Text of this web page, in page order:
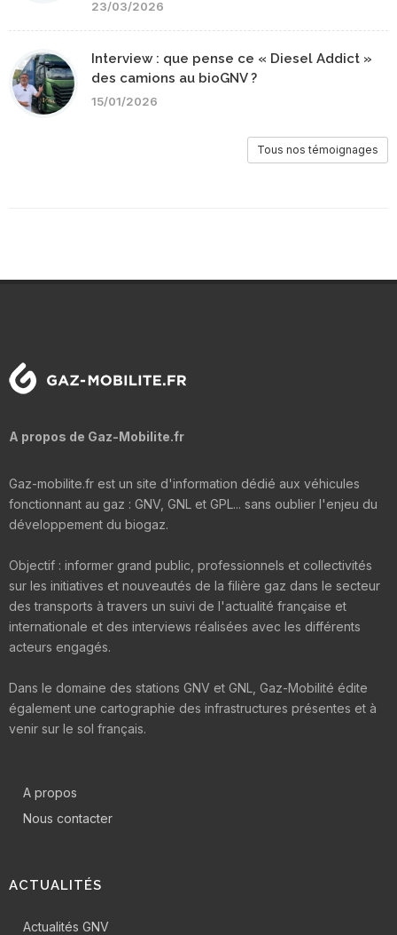
23/03/2026
Interview : que pense ce « Diesel Addict »
des camions au bioGNV ?
15/01/2026
Tous nos témoignages
A propos de Gaz-Mobilite.fr
Gaz-mobilite.fr est un site d'information dédié aux véhicules
fonctionnant au gaz : GNV, GNL et GPL... sans oublier l'enjeu du
développement du biogaz.
Objectif : informer grand public, professionnels et collectivités
sur les initiatives et nouveautés de la filière gaz dans le secteur
des transports à travers un suivi de l'actualité française et
internationale et des interviews réalisées avec les différents
acteurs engagés.
Dans le domaine des stations GNV et GNL, Gaz-Mobilité édite
également une cartographie des infrastructures présentes et à
venir sur le sol français.
A propos
Nous contacter
ACTUALITÉS
Actualités GNV